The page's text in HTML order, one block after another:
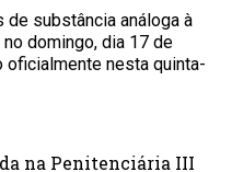
de substância análoga à
domingo, dia 17 de
oficialmente nesta quinta-
na Penitenciária III